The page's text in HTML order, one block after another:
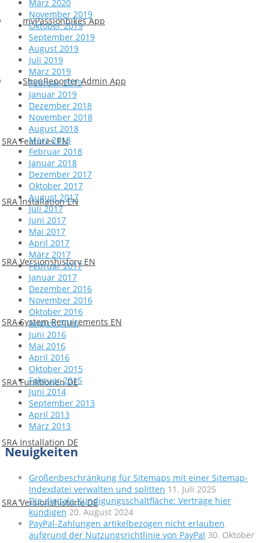
myPassionbikes App
ShopReporter Admin App
SRA Features EN
SRA Installation EN
SRA Versionshistory EN
SRA System Requirements EN
SRA Funktionen DE
SRA Installation DE
SRA Versionshistorie DE
März 2020
November 2019
Oktober 2019
September 2019
August 2019
Juli 2019
März 2019
Februar 2019
Januar 2019
Dezember 2018
November 2018
August 2018
März 2018
Februar 2018
Januar 2018
Dezember 2017
Oktober 2017
August 2017
Juli 2017
Juni 2017
Mai 2017
April 2017
März 2017
Februar 2017
Januar 2017
Dezember 2016
November 2016
Oktober 2016
August 2016
Juni 2016
Mai 2016
April 2016
Oktober 2015
Februar 2015
Juni 2014
September 2013
April 2013
März 2013
Neuigkeiten
Größenbeschränkung für Sitemaps mit einer Sitemap-
Indexdatei verwalten und splitten 11. Juli 2025
Die digitale Kündigungsschaltfläche: Verträge hier
kündigen 20. August 2024
PayPal-Zahlungen artikelbezogen nicht erlauben
aufgrund der Nutzungsrichtlinie von PayPal 30. Oktober